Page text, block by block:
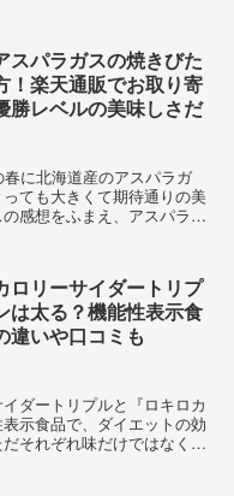
スパラガスの焼きびた
！楽天通販でお取り寄
勝レベルの美味しさだ
に北海道産のアスパラガ
ても大きくて期待通りの美
感想をふまえ、アスパラガ
ロリーサイダートリプ
は太る？機能性表示食
違いや口コミも
ダートリプルと『ロキロカ
示食品で、ダイエットの効
それぞれ味だけではなく成